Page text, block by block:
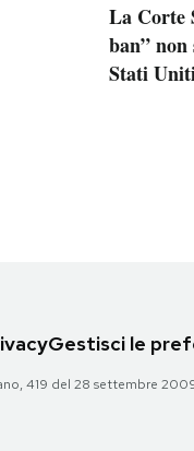
La Corte
ban”
Stati
Gestisci le
419 del 28 settembre